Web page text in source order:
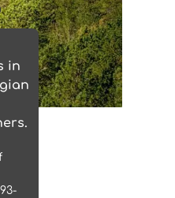
in